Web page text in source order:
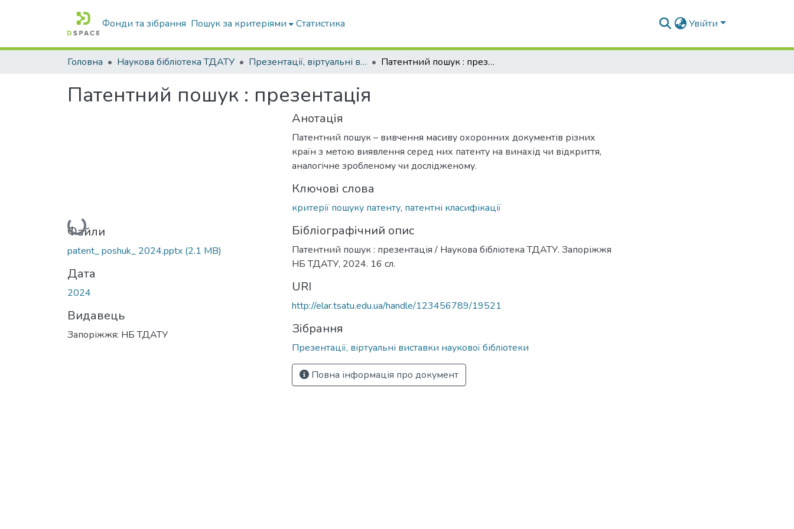
Фонди та зібрання Пошук за критеріями Статистика Увійти
Головна Наукова бібліотека ТДАТУ Презентації, віртуальні виставки наукової бібліотеки Патентний пошук : презентація
Патентний пошук : презентація
Вантажиться...
Файли
patent_ poshuk_ 2024.pptx (2.1 MB)
Дата
2024
Видавець
Запоріжжя: НБ ТДАТУ
Анотація
Патентний пошук – вивчення масиву охоронних документів різних
країн з метою виявлення серед них патенту на винахід чи відкриття,
аналогічне зробленому чи дослідженому.
Ключові слова
критерії пошуку патенту, патентні класифікації
Бібліографічний опис
Патентний пошук : презентація / Наукова бібліотека ТДАТУ. Запоріжжя
НБ ТДАТУ, 2024. 16 сл.
URI
http://elar.tsatu.edu.ua/handle/123456789/19521
Зібрання
Презентації, віртуальні виставки наукової бібліотеки
Повна інформація про документ